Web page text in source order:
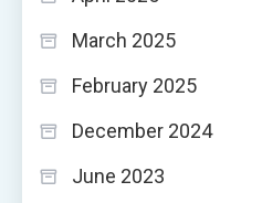
March 2025
February 2025
December 2024
June 2023